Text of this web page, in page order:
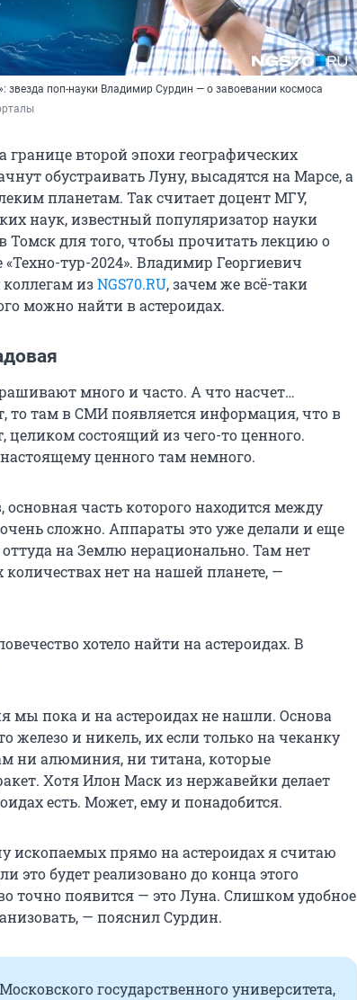
звезда поп-науки Владимир Сурдин — о завоевании космоса
второй эпохи географических
обустраивать Луну, высадятся на Марсе, а
планетам. Так считает доцент МГУ,
наук, известный популяризатор науки
для того, чтобы прочитать лекцию о
тур-2024». Владимир Георгиевич
изNGS70.RU, зачем же всё-таки
можно найти в астероидах.
много и часто. А что насчет…
то там в СМИ появляется информация, что в
целиком состоящий из чего-то ценного.
ценного там немного.
основная часть которого находится между
сложно. Аппараты это уже делали и еще
на Землю нерационально. Там нет
количествах нет на нашей планете, —
хотело найти на астероидах. В
мы пока и на астероидах не нашли. Основа
железо и никель, их если только на чеканку
ни алюминия, ни титана, которые
Хотя Илон Маск из нержавейки делает
есть. Может, ему и понадобится.
ископаемых прямо на астероидах я считаю
это будет реализовано до конца этого
точно появится — это Луна. Слишком удобное
— пояснил Сурдин.
государственного университета,